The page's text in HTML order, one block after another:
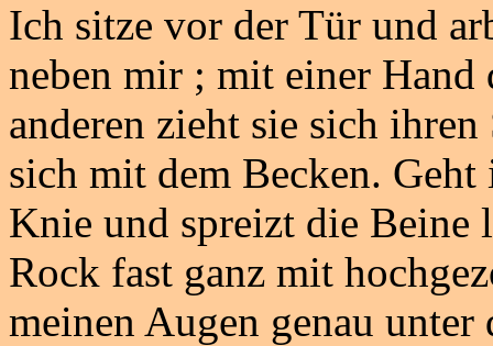
Ich sitze vor der Tür und
neben mir ; mit einer
anderen zieht sie sich
sich mit dem Becken.
Knie und spreizt die Beine
Rock fast ganz mit
meinen Augen genau